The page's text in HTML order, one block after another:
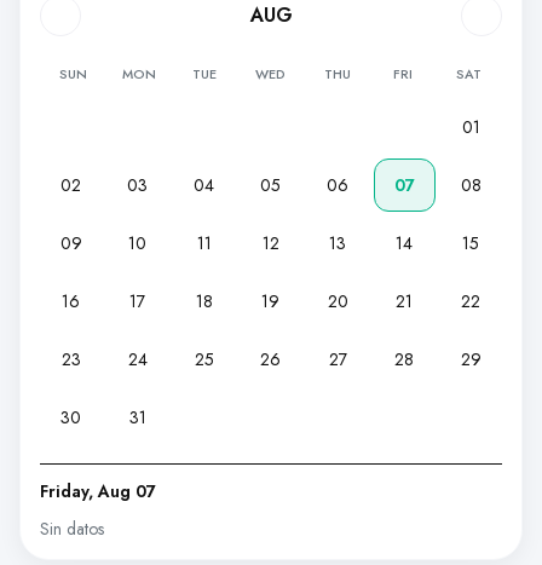
AUG
SUN MON TUE WED THU FRI SAT
01
02 03 04 05 06 07 08
09 10 11 12 13 14 15
16 17 18 19 20 21 22
23 24 25 26 27 28 29
30 31
Friday, Aug 07
Sin datos